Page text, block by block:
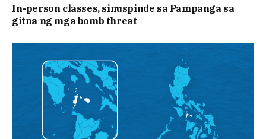
In-person classes, sinuspinde sa Pampanga sa
gitna ng mga bomb threat